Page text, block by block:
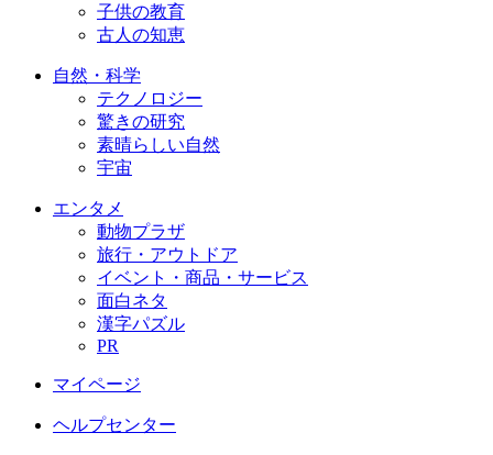
子供の教育
古人の知恵
自然・科学
テクノロジー
驚きの研究
素晴らしい自然
宇宙
エンタメ
動物プラザ
旅行・アウトドア
イベント・商品・サービス
面白ネタ
漢字パズル
PR
マイページ
ヘルプセンター